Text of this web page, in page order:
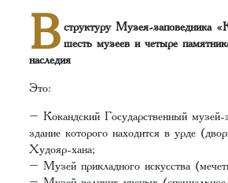
В структуру Музея-заповедника
шесть музеев и четыре
наследия
Это:
– Кокандский Государственный музей-
здание которого находится в урде
Худояр-хана;
– Музей прикладного искусства